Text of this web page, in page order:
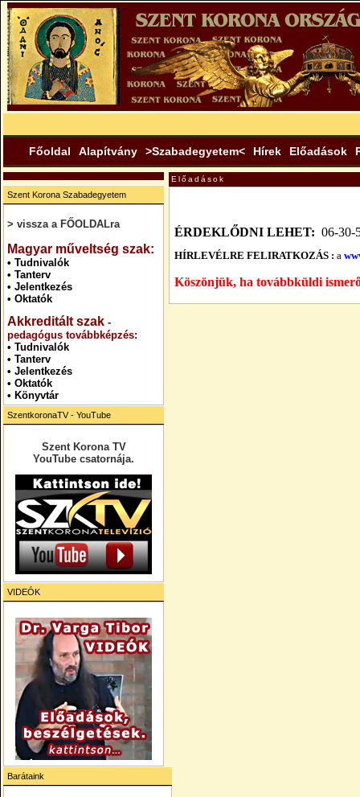
Főoldal Alapítvány >Szabadegyetem< Hírek Előadások
Szent Korona Szabadegyetem
> vissza a FŐOLDALra
Magyar műveltség szak:
• Tudnivalók
• Tanterv
• Jelentkezés
• Oktatók
Akkreditált szak -
pedagógus továbbképzés:
• Tudnivalók
• Tanterv
• Jelentkezés
• Oktatók
• Könyvtár
SzentkoronaTV - YouTube
Szent Korona TV
YouTube csatornája.
VIDEÓK
Barátaink
Előadások
ÉRDEKLŐDNI LEHET: 06-30-
HÍRLEVÉLRE FELIRATKOZÁS : a
Köszönjük, ha továbbküldi